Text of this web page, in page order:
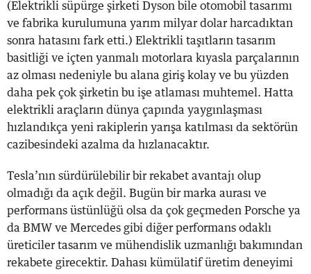
(Elektrikli süpürge şirketi Dyson bile otomobil tasarımı
ve fabrika kurulumuna yarım milyar dolar harcadıktan
sonra hatasını fark etti.) Elektrikli taşıtların tasarım
basitliği ve içten yanmalı motorlara kıyasla parçalarının
az olması nedeniyle bu alana giriş kolay ve bu yüzden
daha pek çok şirketin bu işe atlaması muhtemel. Hatta
elektrikli araçların dünya çapında yaygınlaşması
hızlandıkça yeni rakiplerin yarışa katılması da sektörün
cazibesindeki azalma da hızlanacaktır.
Tesla’nın sürdürülebilir bir rekabet avantajı olup
olmadığı da açık değil. Bugün bir marka aurası ve
performans üstünlüğü olsa da çok geçmeden Porsche ya
da BMW ve Mercedes gibi diğer performans odaklı
üreticiler tasarım ve mühendislik uzmanlığı bakımından
rekabete girecektir. Dahası kümülatif üretim deneyimi